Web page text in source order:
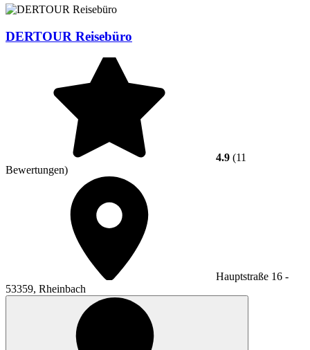
DERTOUR Reisebüro
4.9 (11
Bewertungen)
Hauptstraße 16 -
53359, Rheinbach